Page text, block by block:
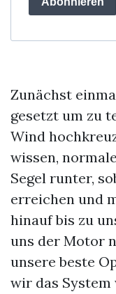
Zunächst
gesetzt um zu
Wind
wissen,
Segel runter,
erreichen und
hinauf bis zu
uns der Motor
unsere beste
wir das